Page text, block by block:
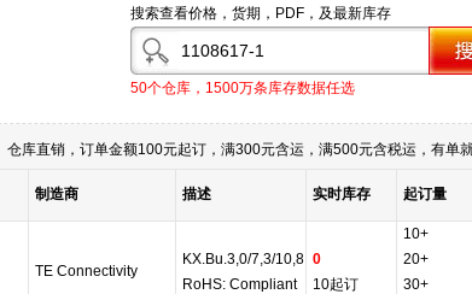
搜索查看价格，货期，PDF，及最新库存
50个仓库，1500万条库存数据任选
仓库直销，订单金额100元起订，满300元含运，满500元含税运，有单
制造商 描述 实时库存 起订量
TE Connectivity
KX.Bu.3,0/7,3/10,8
RoHS: Compliant
0
10起订
10+
20+
30+